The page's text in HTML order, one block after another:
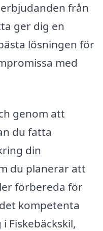
från
ger dig en
lösningen för
med
genom att
du fatta
din
du planerar att
förbereda för
kompetenta
Fiskebäckskil,